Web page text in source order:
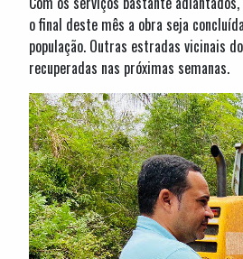
o final deste mês a obra seja
população. Outras estradas vicinais
recuperadas nas próximas semanas.